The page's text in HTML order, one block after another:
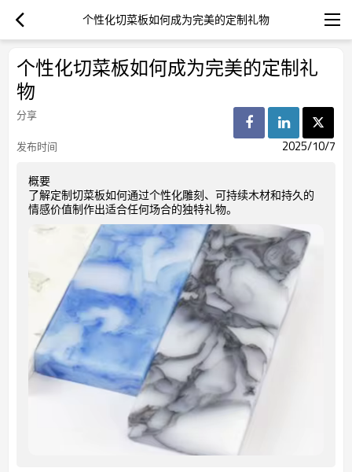
个性化切菜板如何成为完美的定制礼物
个性化切菜板如何成为完美的定制礼
物
分享
发布时间
2025/10/7
概要
了解定制切菜板如何通过个性化雕刻、可持续木材和持久的
情感价值制作出适合任何场合的独特礼物。